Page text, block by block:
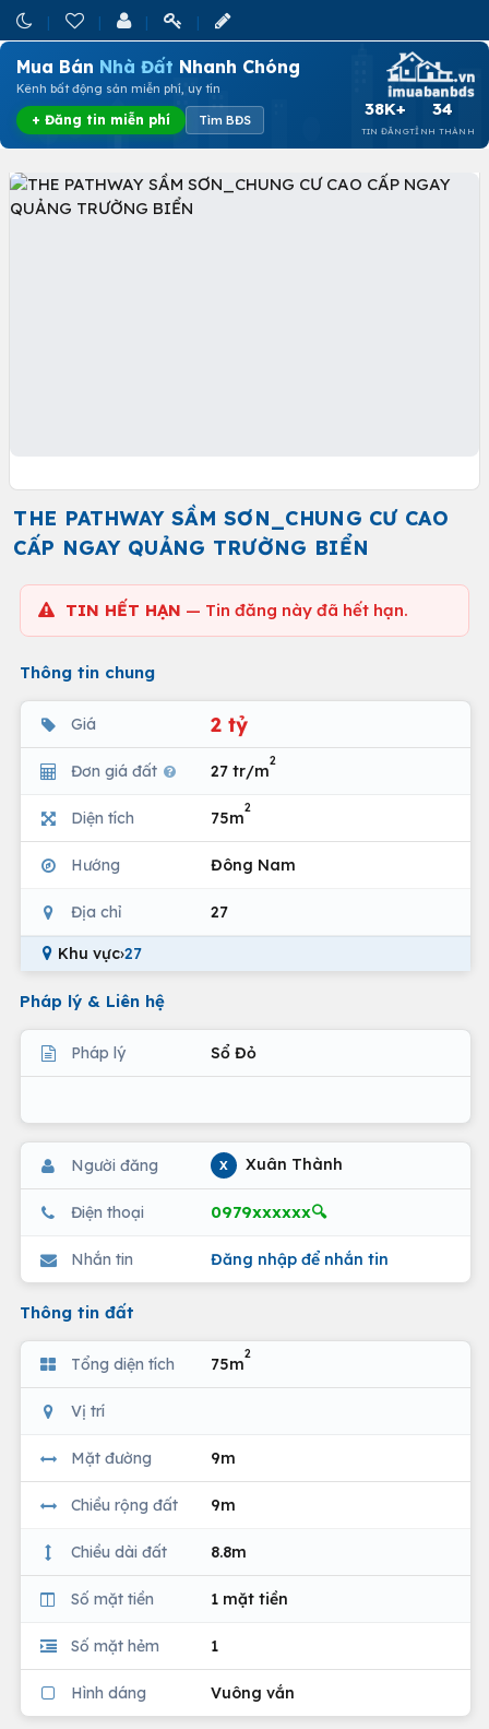
Mua Bán Nhà Đất Nhanh Chóng
Kênh bất động sản miễn phí, uy tín
+ Đăng tin miễn phí Tìm BĐS
38K+
TIN ĐĂNG
34
TỈNH THÀNH
THE PATHWAY SẦM SƠN_CHUNG CƯ CAO
CẤP NGAY QUẢNG TRƯỜNG BIỂN
TIN HẾT HẠN — Tin đăng này đã hết hạn.
Thông tin chung
Giá 2 tỷ
Đơn giá đất 27 tr/m
2
Diện tích 75m
2
Hướng Đông Nam
Địa chỉ 27
Khu vực›27
Pháp lý & Liên hệ
Pháp lý Sổ Đỏ
Người đăng X Xuân Thành
Điện thoại 0979xxxxxx🔍
Nhắn tin Đăng nhập để nhắn tin
Thông tin đất
Tổng diện tích 75m
2
Vị trí
Mặt đường 9m
Chiều rộng đất 9m
Chiều dài đất 8.8m
Số mặt tiền 1 mặt tiền
Số mặt hẻm 1
Hình dáng Vuông vắn